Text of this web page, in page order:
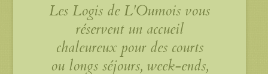
Les Logis de L'Oumois vous
réservent un accueil
chaleureux pour des courts
ou longs séjours, week-ends,